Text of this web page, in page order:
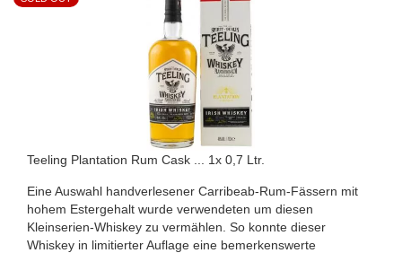
Teeling Plantation Rum Cask ... 1x 0,7 Ltr.
Eine Auswahl handverlesener Carribeab-Rum-Fässern mit
hohem Estergehalt wurde verwendeten um diesen
Kleinserien-Whiskey zu vermählen. So konnte dieser
Whiskey in limitierter Auflage eine bemerkenswerte